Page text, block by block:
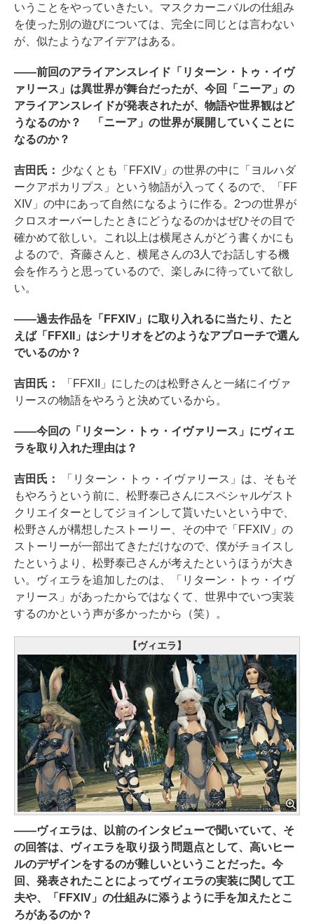
いうことをやっていきたい。マスクカーニバルの仕組み
を使った別の遊びについては、完全に同じとは言わない
が、似たようなアイデアはある。
――前回のアライアンスレイド「リターン・トゥ・イヴ
ァリース」は異世界が舞台だったが、今回「ニーア」の
アライアンスレイドが発表されたが、物語や世界観はど
うなるのか？ 「ニーア」の世界が展開していくことに
なるのか？
吉田氏： 少なくとも「FFXIV」の世界の中に「ヨルハダ
ークアポカリプス」という物語が入ってくるので、「FF
XIV」の中にあって自然になるように作る。2つの世界が
クロスオーバーしたときにどうなるのかはぜひその目で
確かめて欲しい。これ以上は横尾さんがどう書くかにも
よるので、斉藤さんと、横尾さんの3人でお話しする機
会を作ろうと思っているので、楽しみに待っていて欲し
い。
――過去作品を「FFXIV」に取り入れるに当たり、たと
えば「FFXII」はシナリオをどのようなアプローチで選ん
でいるのか？
吉田氏：
「FFXII」にしたのは松野さんと一緒にイヴァ
リースの物語をやろうと決めているから。
――今回の「リターン・トゥ・イヴァリース」にヴィエ
ラを取り入れた理由は？
吉田氏：
「リターン・トゥ・イヴァリース」は、そもそ
もやろうという前に、松野泰己さんにスペシャルゲスト
クリエイターとしてジョインして貰いたいという中で、
松野さんが構想したストーリー、その中で「FFXIV」の
ストーリーが一部出てきただけなので、僕がチョイスし
たというより、松野泰己さんが考えたというほうが大き
い。ヴィエラを追加したのは、「リターン・トゥ・イヴ
ァリース」があったからではなくて、世界中でいつ実装
するのかという声が多かったから（笑）。
【ヴィエラ】
――ヴィエラは、以前のインタビューで聞いていて、そ
の回答は、ヴィエラを取り扱う問題点として、高いヒー
ルのデザインをするのが難しいということだった。今
回、発表されたことによってヴィエラの実装に関して工
夫や、「FFXIV」の仕組みに添うように手を加えたとこ
ろがあるのか？